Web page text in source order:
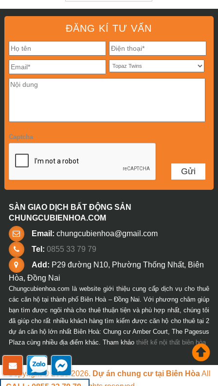
ĐĂNG KÍ TƯ VẤN
Captcha
SÀN GIAO DỊCH BẤT ĐỘNG SẢN
CHUNGCUBIENHOA.COM
Email: chungcubienhoa@gmail.com
Tel: 0855 33 79 79
Add: P29 đường N10, Phường Thống Nhất, Biên
Hòa, Đồng Nai
Chungcubienhoa.com là website giới thiệu cung cấp dịch vụ cho thuê
các căn hộ tại thành phố Biên Hoà – Đồng Nai. Với phương châm giúp
bạn tìm được ngôi nhà cho thuê thuận tiện và phù hợp nhất, chúng tôi
đã giúp cho rất nhiều khách hàng tìm kiếm được căn hộ cho thuê tại 2
dự án căn hộ lớn nhất Biên Hoà: Chung cư Amber Court, The Pagesus
Plaza cùng nhiều địa điểm khác. Tham khảo thiết kế nội thất biên hòa
Copyright © 2018-2026. Dự án chung cư tại Biên HòaAll